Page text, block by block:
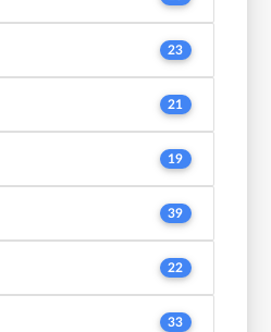
23
21
19
39
22
33